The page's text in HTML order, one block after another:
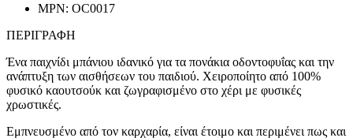
MPN: OC0017
ΠΕΡΙΓΡΑΦΗ
Ένα παιχνίδι μπάνιου ιδανικό για τα πονάκια οδοντοφυΐας και την
ανάπτυξη των αισθήσεων του παιδιού. Χειροποίητο από 100%
φυσικό καουτσούκ και ζωγραφισμένο στο χέρι με φυσικές
χρωστικές.
Εμπνευσμένο από τον καρχαρία, είναι έτοιμο και περιμένει πως και